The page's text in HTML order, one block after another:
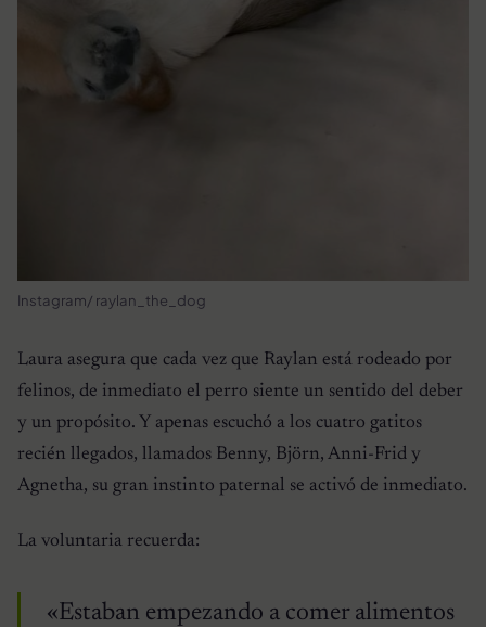
Instagram/ raylan_the_dog
Laura asegura que cada vez que Raylan está rodeado por
felinos, de inmediato el perro siente un sentido del deber
y un propósito. Y apenas escuchó a los cuatro gatitos
recién llegados, llamados Benny, Björn, Anni-Frid y
Agnetha, su gran instinto paternal se activó de inmediato.
La voluntaria recuerda:
«Estaban empezando a comer alimentos